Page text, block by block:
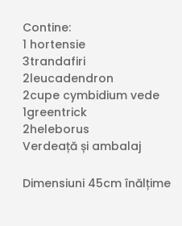
Contine:
1 hortensie
3trandafiri
2leucadendron
2cupe cymbidium vede
1greentrick
2heleborus
Verdeață și ambalaj
Dimensiuni 45cm înălțime